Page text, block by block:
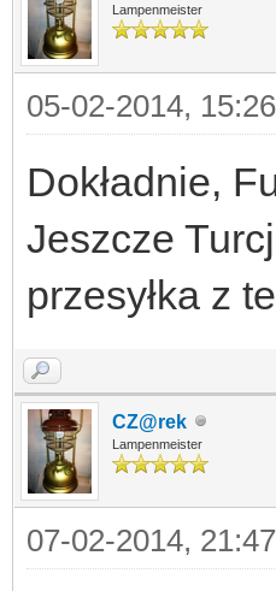
Lampenmeister
05-02-2014, 15:26
Dokładnie,
Jeszcze
przesyłka z
CZ@rek
Lampenmeister
07-02-2014, 21:47